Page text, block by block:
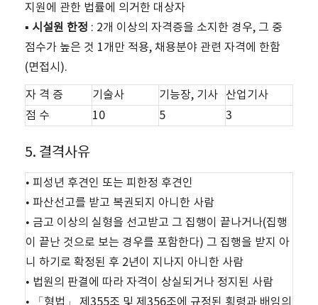
지원에 관한 법률에 의거한 대상자
▪ 시설원 한정 : 2개 이상의 자격증을 소지한 경우, 그 중
점수가 높은 것 1개만 적용, 채용분야 관련 자격에 한함
(면접시).
자 격 증 기술사 기능장, 기사
산업기사
점 수
10 5 3
5. 결격사유
• 피성년 후견인 또는 피한정 후견인
• 파산선고를 받고 복권되지 아니한 사람
• 금고 이상의 실형을 선고받고 그 집행이 끝나거나(집행
이 끝난 것으로 보는 경우를 포함한다) 그 집행을 받지 아
니 하기로 확정된 후 2년이 지나지 아니한 사람
• 법원의 판결에 따라 자격이 상실되거나 정지된 사람
• 「형법」 제355조 및 제356조에 규정된 횡령과 배임의